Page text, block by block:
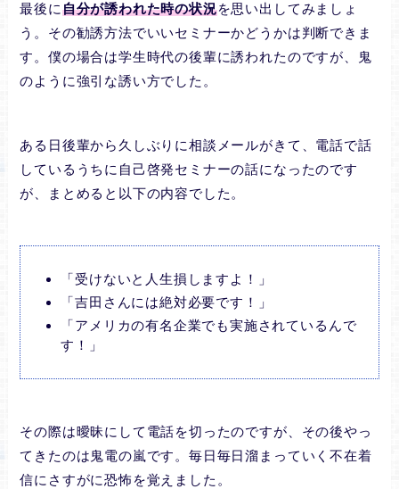
最後に自分が誘われた時の状況を思い出してみましょ
う。その勧誘方法でいいセミナーかどうかは判断できま
す。僕の場合は学生時代の後輩に誘われたのですが、鬼
のように強引な誘い方でした。
ある日後輩から久しぶりに相談メールがきて、電話で話
しているうちに自己啓発セミナーの話になったのです
が、まとめると以下の内容でした。
「受けないと人生損しますよ！」
「吉田さんには絶対必要です！」
「アメリカの有名企業でも実施されているんで
す！」
その際は曖昧にして電話を切ったのですが、その後やっ
てきたのは鬼電の嵐です。毎日毎日溜まっていく不在着
信にさすがに恐怖を覚えました。